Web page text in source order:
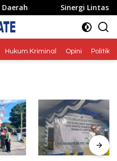
Sinergi Lintas Sektor,
Hukum Kriminal Opini Politik